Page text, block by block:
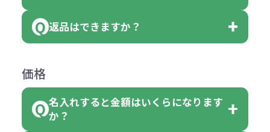
は、100個以上でしたら、何個でも
可能です。
れ等分で100個ずつ入って参ります。
（割り切れない場合は数個単位で前
す。
い。
例えば…
お客様都合でのキャンセルは、制作
がございます。
ご注文の際は、十分にご確認・ご検
返品はできますか？
めご了承ください。
ただし下記の場合は承っております
価格
名入れすると金額はいくらになります
か？